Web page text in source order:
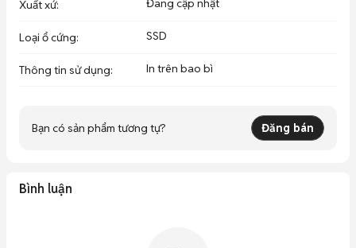
Xuất xứ: Đang cập nhật
Loại ổ cứng: SSD
Thông tin sử dụng: In trên bao bì
Bạn có sản phẩm tương tự? Đăng bán
Bình luận